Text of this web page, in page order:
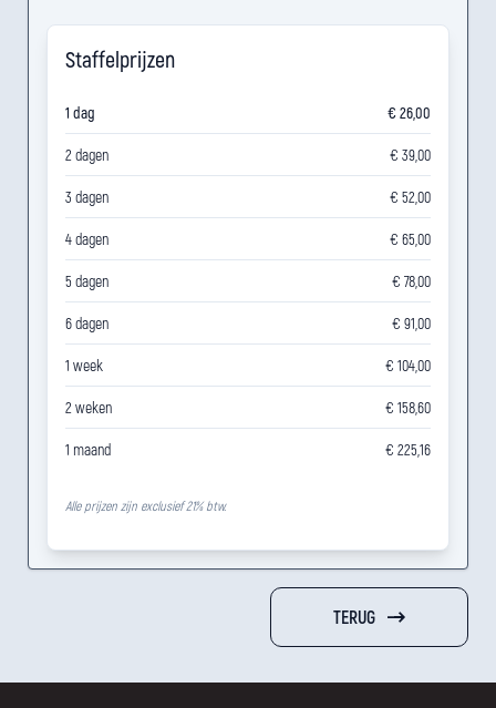
Staffelprijzen
1 dag € 26,00
2 dagen € 39,00
3 dagen € 52,00
4 dagen € 65,00
5 dagen € 78,00
6 dagen € 91,00
1 week € 104,00
2 weken € 158,60
1 maand € 225,16
Alle prijzen zijn exclusief 21% btw.
TERUG